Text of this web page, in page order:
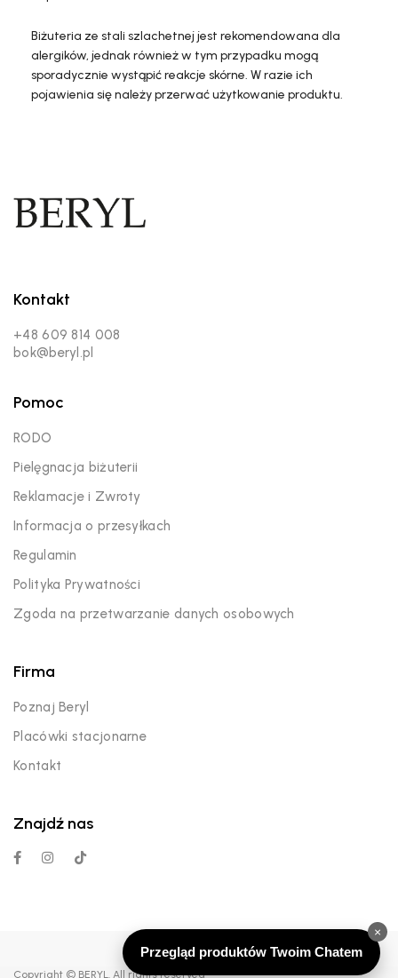
Biżuteria ze stali szlachetnej jest rekomendowana dla
alergików, jednak również w tym przypadku mogą
sporadycznie wystąpić reakcje skórne. W razie ich
pojawienia się należy przerwać użytkowanie produktu.
Kontakt
+48 609 814 008
bok@beryl.pl
Pomoc
RODO
Pielęgnacja biżuterii
Reklamacje i Zwroty
Informacja o przesyłkach
Regulamin
Polityka Prywatności
Zgoda na przetwarzanie danych osobowych
Firma
Poznaj Beryl
Placówki stacjonarne
Kontakt
Znajdź nas
Copyright © BERYL. All rights reserved
×
Przegląd produktów Twoim Chatem